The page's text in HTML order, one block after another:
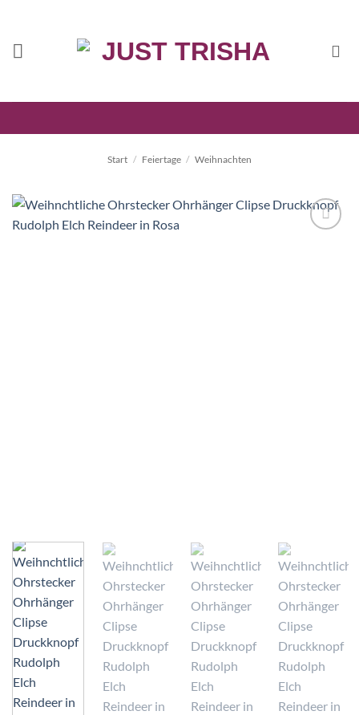
springen
Start / Feiertage / Weihnachten